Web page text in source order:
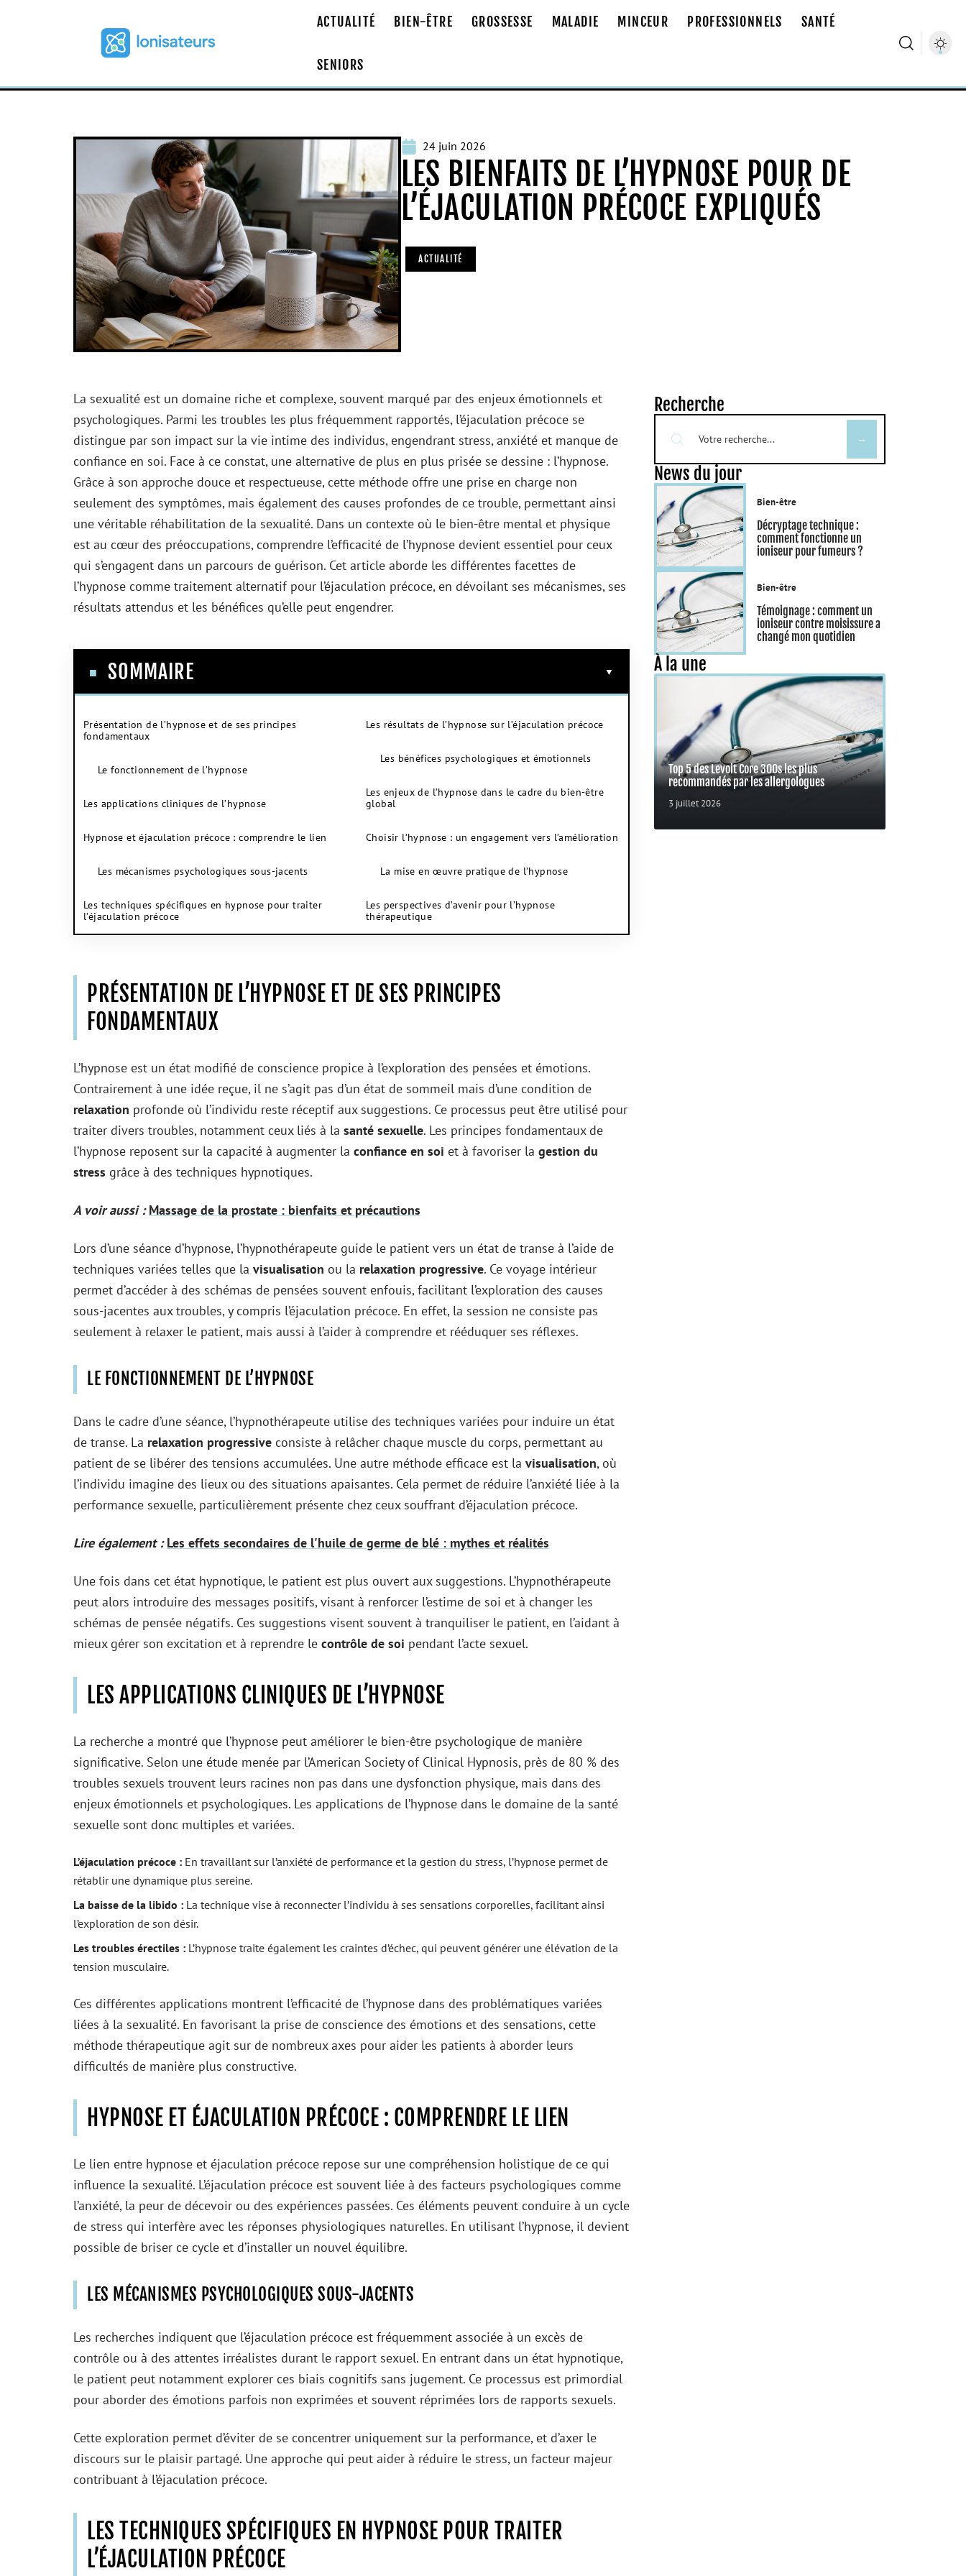
ACTUALITÉ BIEN-ÊTRE GROSSESSE MALADIE MINCEUR PROFESSIONNELS SANTÉ
SENIORS
24 juin 2026
LES BIENFAITS DE L’HYPNOSE POUR DE
L’ÉJACULATION PRÉCOCE EXPLIQUÉS
ACTUALITÉ
La sexualité est un domaine riche et complexe, souvent marqué par des enjeux émotionnels et
psychologiques. Parmi les troubles les plus fréquemment rapportés, l’éjaculation précoce se
distingue par son impact sur la vie intime des individus, engendrant stress, anxiété et manque de
confiance en soi. Face à ce constat, une alternative de plus en plus prisée se dessine : l’hypnose.
Grâce à son approche douce et respectueuse, cette méthode offre une prise en charge non
seulement des symptômes, mais également des causes profondes de ce trouble, permettant ainsi
une véritable réhabilitation de la sexualité. Dans un contexte où le bien-être mental et physique
est au cœur des préoccupations, comprendre l’efficacité de l’hypnose devient essentiel pour ceux
qui s’engagent dans un parcours de guérison. Cet article aborde les différentes facettes de
l’hypnose comme traitement alternatif pour l’éjaculation précoce, en dévoilant ses mécanismes, ses
résultats attendus et les bénéfices qu’elle peut engendrer.
SOMMAIRE
Présentation de l’hypnose et de ses principes
fondamentaux
Le fonctionnement de l’hypnose
Les applications cliniques de l’hypnose
Hypnose et éjaculation précoce : comprendre le lien
Les mécanismes psychologiques sous-jacents
Les techniques spécifiques en hypnose pour traiter
l’éjaculation précoce
Les résultats de l’hypnose sur l’éjaculation précoce
Les bénéfices psychologiques et émotionnels
Les enjeux de l’hypnose dans le cadre du bien-être
global
Choisir l’hypnose : un engagement vers l’amélioration
La mise en œuvre pratique de l’hypnose
Les perspectives d’avenir pour l’hypnose
thérapeutique
PRÉSENTATION DE L’HYPNOSE ET DE SES PRINCIPES
FONDAMENTAUX
L’hypnose est un état modifié de conscience propice à l’exploration des pensées et émotions.
Contrairement à une idée reçue, il ne s’agit pas d’un état de sommeil mais d’une condition de
relaxation profonde où l’individu reste réceptif aux suggestions. Ce processus peut être utilisé pour
traiter divers troubles, notamment ceux liés à la santé sexuelle. Les principes fondamentaux de
l’hypnose reposent sur la capacité à augmenter la confiance en soi et à favoriser la gestion du
stress grâce à des techniques hypnotiques.
A voir aussi : Massage de la prostate : bienfaits et précautions
Lors d’une séance d’hypnose, l’hypnothérapeute guide le patient vers un état de transe à l’aide de
techniques variées telles que la visualisation ou la relaxation progressive. Ce voyage intérieur
permet d’accéder à des schémas de pensées souvent enfouis, facilitant l’exploration des causes
sous-jacentes aux troubles, y compris l’éjaculation précoce. En effet, la session ne consiste pas
seulement à relaxer le patient, mais aussi à l’aider à comprendre et rééduquer ses réflexes.
LE FONCTIONNEMENT DE L’HYPNOSE
Dans le cadre d’une séance, l’hypnothérapeute utilise des techniques variées pour induire un état
de transe. La relaxation progressive consiste à relâcher chaque muscle du corps, permettant au
patient de se libérer des tensions accumulées. Une autre méthode efficace est la visualisation, où
l’individu imagine des lieux ou des situations apaisantes. Cela permet de réduire l’anxiété liée à la
performance sexuelle, particulièrement présente chez ceux souffrant d’éjaculation précoce.
Lire également : Les effets secondaires de l'huile de germe de blé : mythes et réalités
Une fois dans cet état hypnotique, le patient est plus ouvert aux suggestions. L’hypnothérapeute
peut alors introduire des messages positifs, visant à renforcer l’estime de soi et à changer les
schémas de pensée négatifs. Ces suggestions visent souvent à tranquiliser le patient, en l’aidant à
mieux gérer son excitation et à reprendre le contrôle de soi pendant l’acte sexuel.
LES APPLICATIONS CLINIQUES DE L’HYPNOSE
La recherche a montré que l’hypnose peut améliorer le bien-être psychologique de manière
significative. Selon une étude menée par l’American Society of Clinical Hypnosis, près de 80 % des
troubles sexuels trouvent leurs racines non pas dans une dysfonction physique, mais dans des
enjeux émotionnels et psychologiques. Les applications de l’hypnose dans le domaine de la santé
sexuelle sont donc multiples et variées.
L’éjaculation précoce : En travaillant sur l’anxiété de performance et la gestion du stress, l’hypnose permet de
rétablir une dynamique plus sereine.
La baisse de la libido : La technique vise à reconnecter l’individu à ses sensations corporelles, facilitant ainsi
l’exploration de son désir.
Les troubles érectiles : L’hypnose traite également les craintes d’échec, qui peuvent générer une élévation de la
tension musculaire.
Ces différentes applications montrent l’efficacité de l’hypnose dans des problématiques variées
liées à la sexualité. En favorisant la prise de conscience des émotions et des sensations, cette
méthode thérapeutique agit sur de nombreux axes pour aider les patients à aborder leurs
difficultés de manière plus constructive.
HYPNOSE ET ÉJACULATION PRÉCOCE : COMPRENDRE LE LIEN
Le lien entre hypnose et éjaculation précoce repose sur une compréhension holistique de ce qui
influence la sexualité. L’éjaculation précoce est souvent liée à des facteurs psychologiques comme
l’anxiété, la peur de décevoir ou des expériences passées. Ces éléments peuvent conduire à un cycle
de stress qui interfère avec les réponses physiologiques naturelles. En utilisant l’hypnose, il devient
possible de briser ce cycle et d’installer un nouvel équilibre.
LES MÉCANISMES PSYCHOLOGIQUES SOUS-JACENTS
Les recherches indiquent que l’éjaculation précoce est fréquemment associée à un excès de
contrôle ou à des attentes irréalistes durant le rapport sexuel. En entrant dans un état hypnotique,
le patient peut notamment explorer ces biais cognitifs sans jugement. Ce processus est primordial
pour aborder des émotions parfois non exprimées et souvent réprimées lors de rapports sexuels.
Cette exploration permet d’éviter de se concentrer uniquement sur la performance, et d’axer le
discours sur le plaisir partagé. Une approche qui peut aider à réduire le stress, un facteur majeur
contribuant à l’éjaculation précoce.
LES TECHNIQUES SPÉCIFIQUES EN HYPNOSE POUR TRAITER
L’ÉJACULATION PRÉCOCE
Recherche
News du jour
Bien-être
Décryptage technique :
comment fonctionne un
ioniseur pour fumeurs ?
Bien-être
Témoignage : comment un
ioniseur contre moisissure a
changé mon quotidien
À la une
Top 5 des Levoit Core 300s les plus
recommandés par les allergologues
3 juillet 2026